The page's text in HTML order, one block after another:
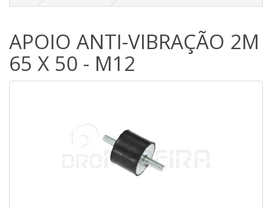
APOIO ANTI-VIBRAÇÃO 2M
65 X 50 - M12